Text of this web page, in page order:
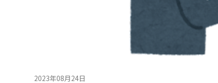
2023年08月24日